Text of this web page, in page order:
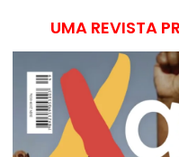
UMA REVISTA